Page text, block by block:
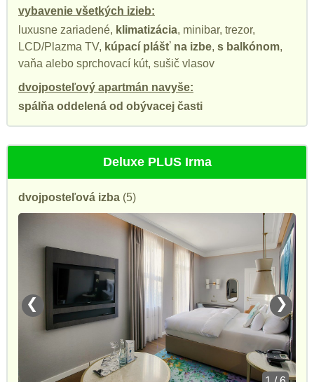
vybavenie všetkých izieb:
luxusne zariadené, klimatizácia, minibar, trezor,
LCD/Plazma TV, kúpací plášť na izbe, s balkónom,
vaňa alebo sprchovací kút, sušič vlasov
dvojposteľový apartmán navyše:
spálňa oddelená od obývacej časti
Deluxe PLUS Irma
dvojposteľová izba (5)
❮ ❯